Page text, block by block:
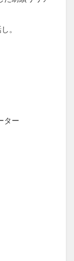
。
ター